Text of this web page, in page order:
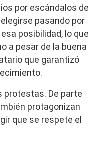
por escándalos de
pasando por
posibilidad, lo que
a pesar de la buena
que garantizó
protestas. De parte
protagonizan
que se respete el